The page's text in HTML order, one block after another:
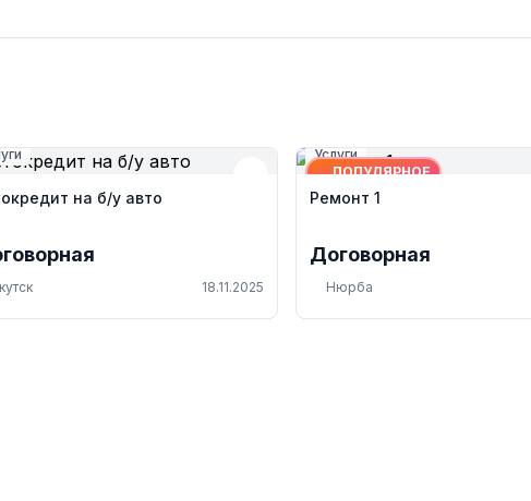
на б/у авто
18.11.2025
ПОПУЛЯРНОЕ
Услуги
Ремонт 1
Договорная
Нюрба